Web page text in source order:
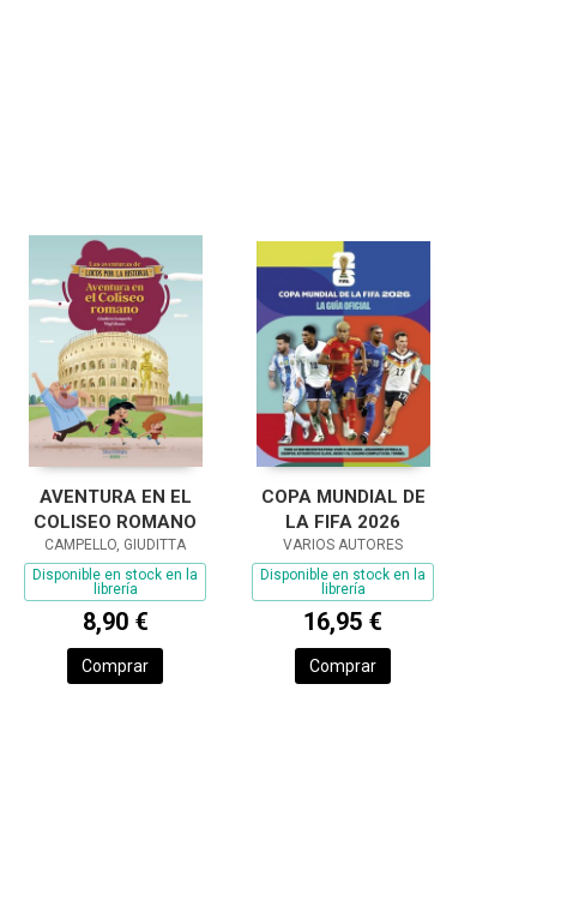
AVENTURA EN EL
COLISEO ROMANO
CAMPELLO, GIUDITTA
Disponible en stock en la
librería
8,90 €
Comprar
COPA MUNDIAL DE
LA FIFA 2026
VARIOS AUTORES
Disponible en stock en la
librería
16,95 €
Comprar